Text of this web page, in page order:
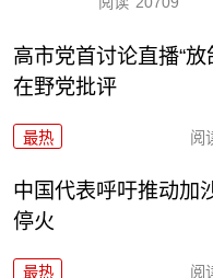
高市党首讨论直播“
在野党批评
最热 阅
中国代表呼吁推动加
停火
最热 阅